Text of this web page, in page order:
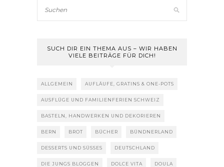
SUCH DIR EIN THEMA AUS – WIR HABEN
VIELE BEITRÄGE FÜR DICH!
ALLGEMEIN AUFLÄUFE, GRATINS & ONE-POTS
AUSFLÜGE UND FAMILIENFERIEN SCHWEIZ
BASTELN, HANDWERKEN UND DEKORIEREN
BERN BROT BÜCHER BÜNDNERLAND
DESSERTS UND SÜSSES DEUTSCHLAND
DIE JUNGS BLOGGEN DOLCE VITA DOULA